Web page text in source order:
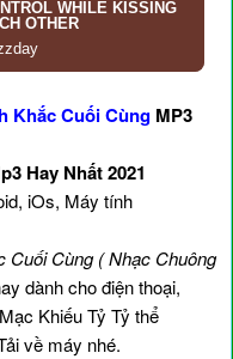
Khắc Cuối Cùng MP3
Hay Nhất 2021
iOs, Máy tính
Cuối Cùng ( Nhạc Chuông
dành cho điện thoại,
Khiếu Tỷ Tỷ thể
về máy nhé.